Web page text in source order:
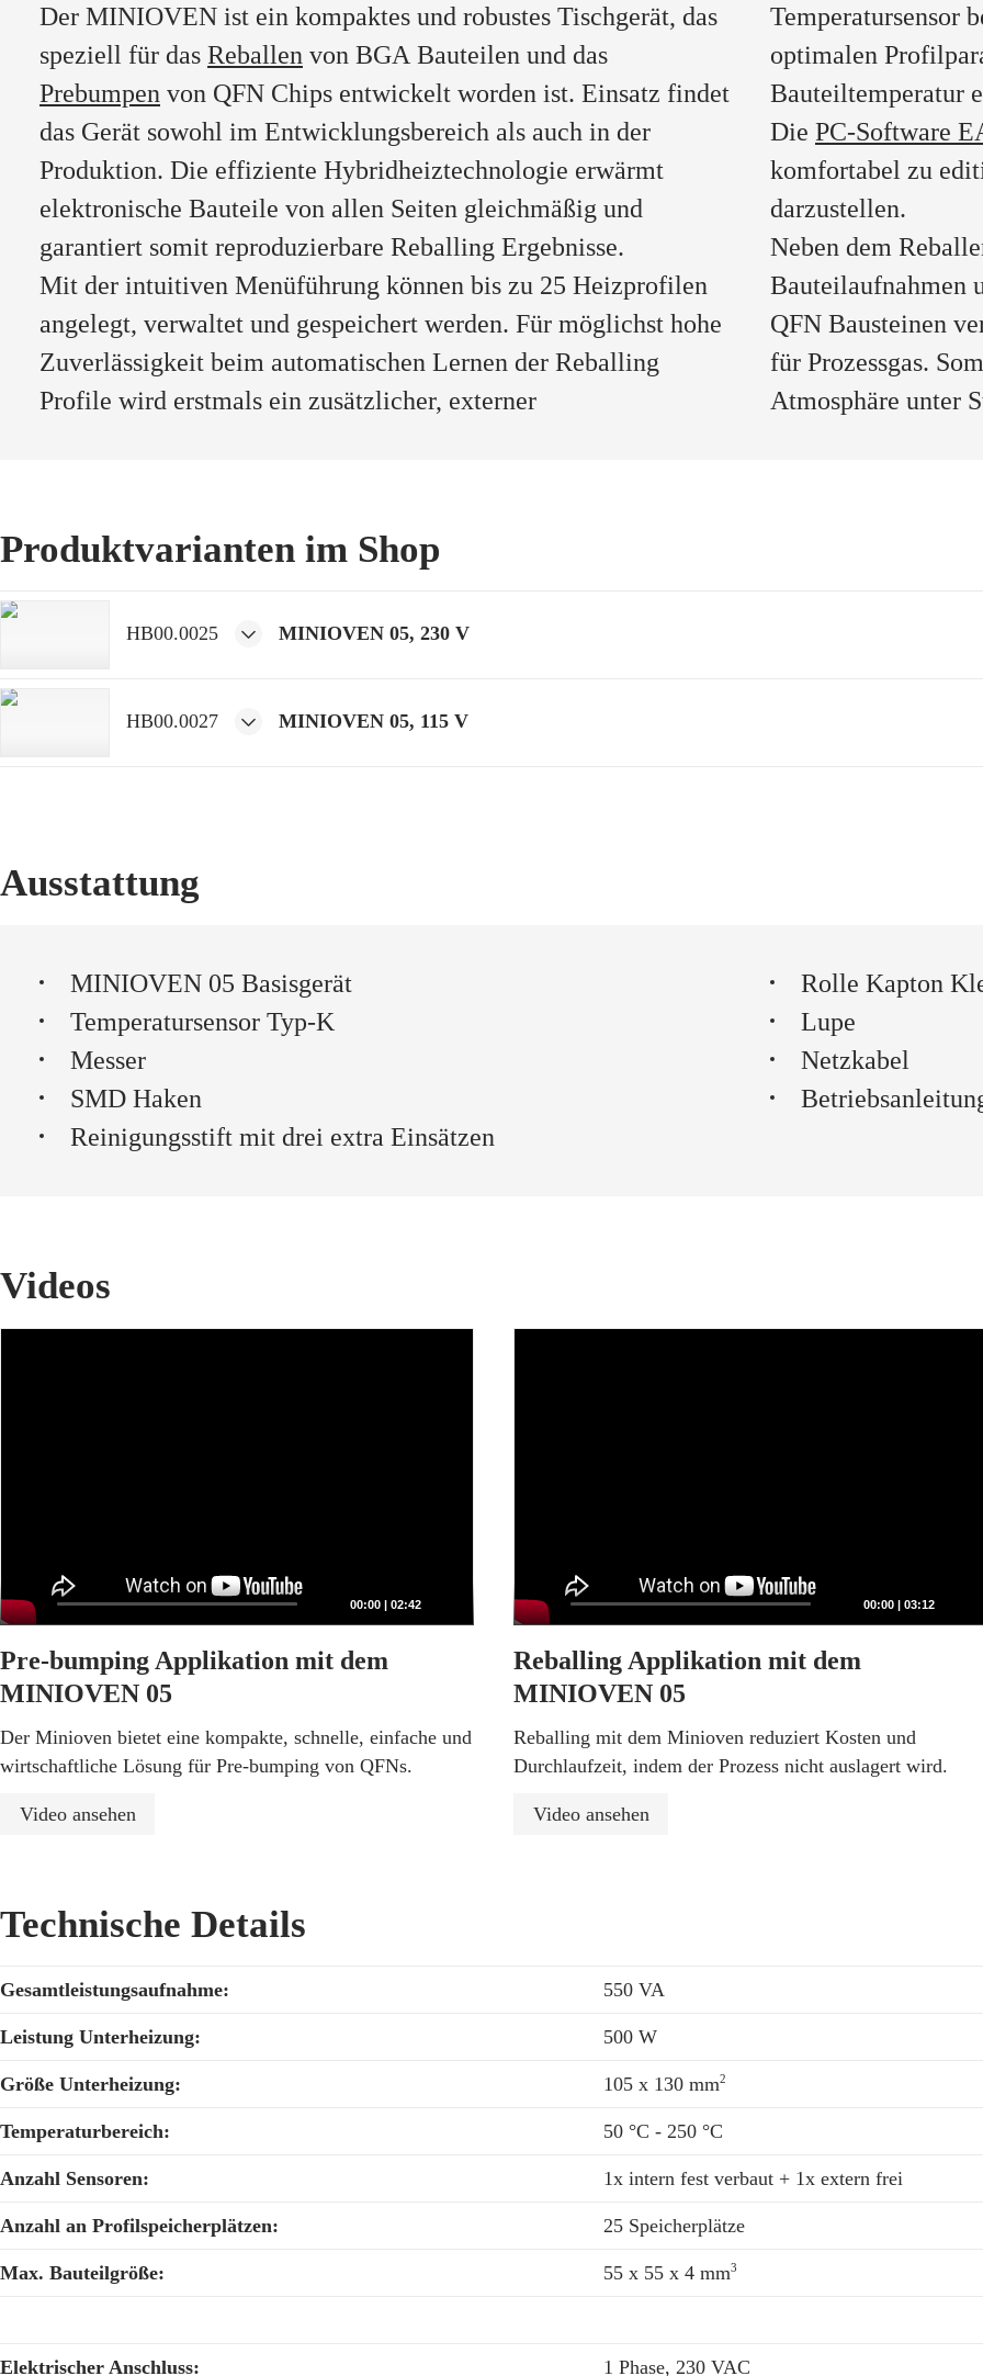
Der MINIOVEN ist ein kompaktes und robustes Tischgerät, das
speziell für das Reballen von BGA Bauteilen und das
Prebumpen von QFN Chips entwickelt worden ist. Einsatz findet
das Gerät sowohl im Entwicklungsbereich als auch in der
Produktion. Die effiziente Hybridheiztechnologie erwärmt
elektronische Bauteile von allen Seiten gleichmäßig und
garantiert somit reproduzierbare Reballing Ergebnisse.
Mit der intuitiven Menüführung können bis zu 25 Heizprofilen
angelegt, verwaltet und gespeichert werden. Für möglichst hohe
Zuverlässigkeit beim automatischen Lernen der Reballing
Profile wird erstmals ein zusätzlicher, externer
Temperatursensor
optimalen
Bauteiltemperatur
Die PC-Software
komfortabel zu
darzustellen.
Neben dem
Bauteilaufnahmen
QFN Bausteinen
für Prozessgas.
Atmosphäre unter
Produktvarianten im Shop
HB00.0025 MINIOVEN 05, 230 V
HB00.0027 MINIOVEN 05, 115 V
Ausstattung
MINIOVEN 05 Basisgerät
Temperatursensor Typ-K
Messer
SMD Haken
Reinigungsstift mit drei extra Einsätzen
Rolle Kapton
Lupe
Netzkabel
Videos
00:00 | 02:42
Pre-bumping Applikation mit dem
MINIOVEN 05
Der Minioven bietet eine kompakte, schnelle, einfache und
wirtschaftliche Lösung für Pre-bumping von QFNs.
Video ansehen
00:00 | 03:12
Reballing Applikation mit dem
MINIOVEN 05
Reballing mit dem Minioven reduziert Kosten und
Durchlaufzeit, indem der Prozess nicht auslagert wird.
Video ansehen
Technische Details
Gesamtleistungsaufnahme: 550 VA
Leistung Unterheizung: 500 W
Größe Unterheizung: 105 x 130 mm2
Temperaturbereich: 50 °C - 250 °C
Anzahl Sensoren: 1x intern fest verbaut + 1x extern frei
Anzahl an Profilspeicherplätzen: 25 Speicherplätze
Max. Bauteilgröße: 55 x 55 x 4 mm3
Elektrischer Anschluss: 1 Phase, 230 VAC